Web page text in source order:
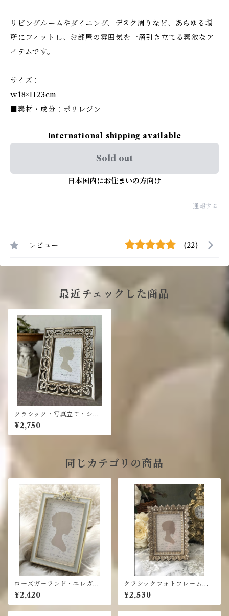
リビングルームやダイニング、デスク周りなど、あらゆる場
所にフィットし、お部屋の雰囲気を一層引き立てる素敵なア
イテムです。
サイズ：
ｗ18×H23cm
■素材・成分：ポリレジン
International shipping available
Sold out
日本国内にお住まいの方向け
通報する
レビュー (22)
最近チェックした商品
クラシック・写真立て・シル
バー フォトフレーム
¥2,750
同じカテゴリの商品
ローズガーランド・エレガン
トフォトフレーム・写真立て
¥2,420
クラシックフォトフレーム・
写真立て・アンティークシル
バー
¥2,530